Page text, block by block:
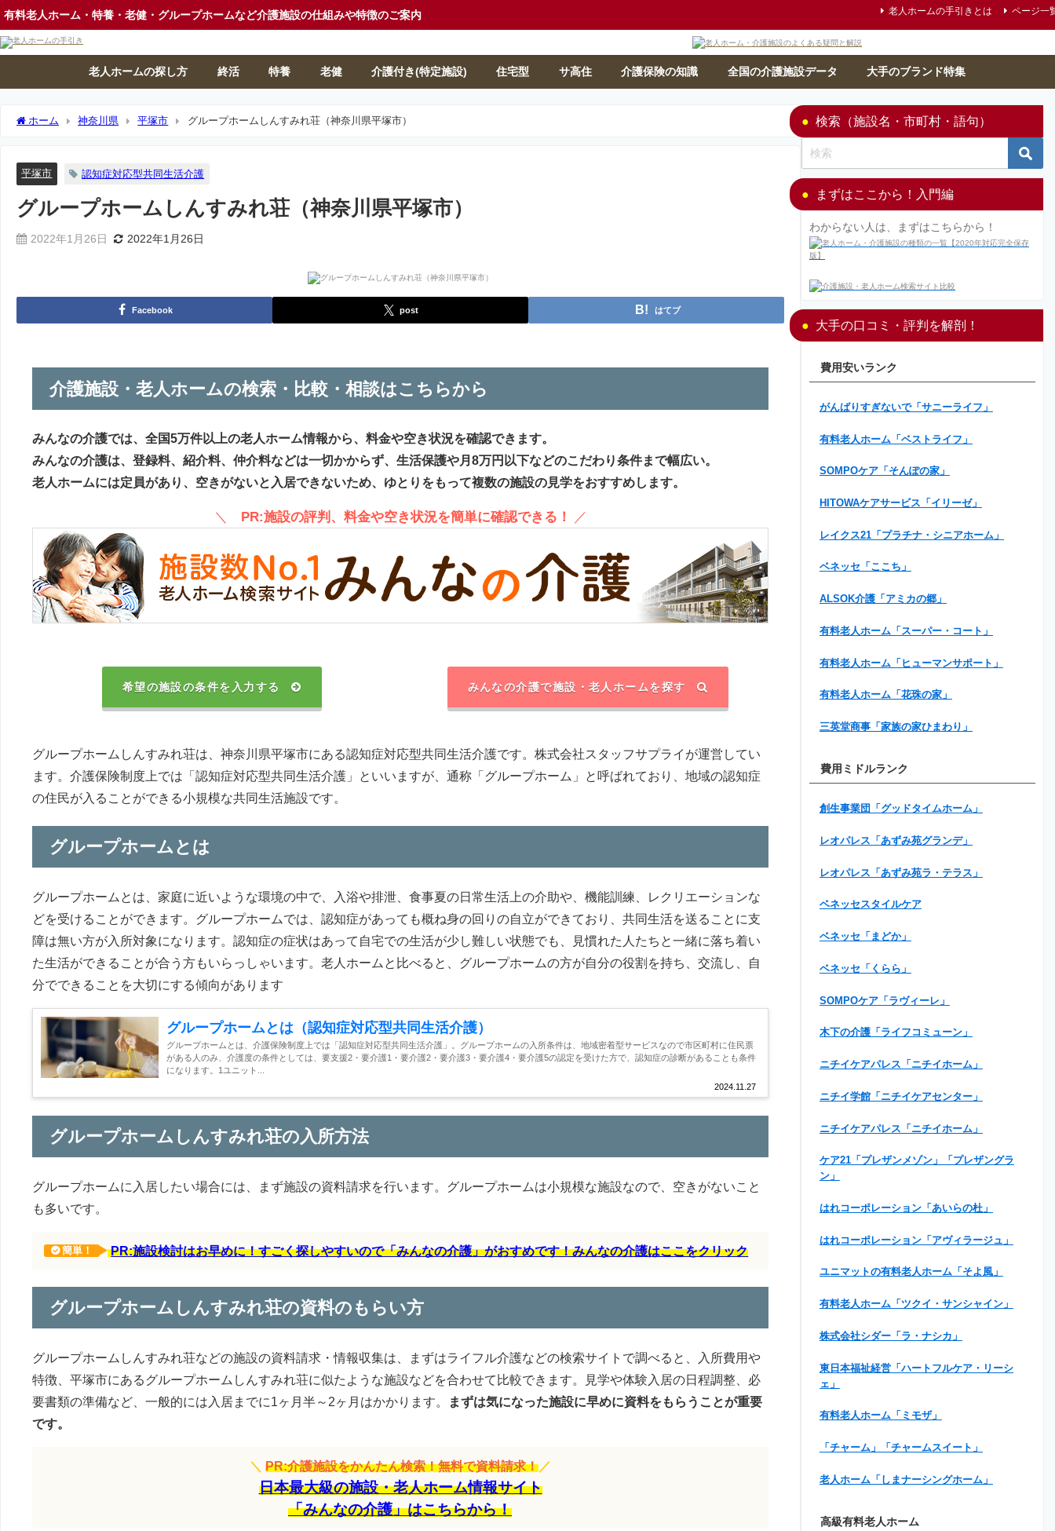
有料老人ホーム・特養・老健・グループホームなど介護施設の仕組みや特徴のご案内 老人ホームの手引きとは ページ一
老人ホームの探し方 終活 特養 老健 介護付き(特定施設) 住宅型 サ高住 介護保険の知識 全国の介護施設データ 大手のブランド特集
ホーム 神奈川県 平塚市 グループホームしんすみれ荘（神奈川県平塚市）
平塚市 認知症対応型共同生活介護
グループホームしんすみれ荘（神奈川県平塚市）
2022年1月26日 2022年1月26日
Facebook post はてブ
介護施設・老人ホームの検索・比較・相談はこちらから
みんなの介護では、全国5万件以上の老人ホーム情報から、料金や空き状況を確認できます。
みんなの介護は、登録料、紹介料、仲介料などは一切かからず、生活保護や月8万円以下などのこだわり条件まで幅広い。
老人ホームには定員があり、空きがないと入居できないため、ゆとりをもって複数の施設の見学をおすすめします。
＼ PR:施設の評判、料金や空き状況を簡単に確認できる！ ／
希望の施設の条件を入力する みんなの介護で施設・老人ホームを探す
グループホームしんすみれ荘は、神奈川県平塚市にある認知症対応型共同生活介護です。株式会社スタッフサプライが運営してい
ます。介護保険制度上では「認知症対応型共同生活介護」といいますが、通称「グループホーム」と呼ばれており、地域の認知症
の住民が入ることができる小規模な共同生活施設です。
グループホームとは
グループホームとは、家庭に近いような環境の中で、入浴や排泄、食事夏の日常生活上の介助や、機能訓練、レクリエーションな
どを受けることができます。グループホームでは、認知症があっても概ね身の回りの自立ができており、共同生活を送ることに支
障は無い方が入所対象になります。認知症の症状はあって自宅での生活が少し難しい状態でも、見慣れた人たちと一緒に落ち着い
た生活ができることが合う方もいらっしゃいます。老人ホームと比べると、グループホームの方が自分の役割を持ち、交流し、自
分でできることを大切にする傾向があります
グループホームとは（認知症対応型共同生活介護）
2024.11.27
グループホームとは、介護保険制度上では「認知症対応型共同生活介護」。グループホームの入所条件は、地域密着型サービスなので市区町村に住民票
がある人のみ、介護度の条件としては、要支援2・要介護1・要介護2・要介護3・要介護4・要介護5の認定を受けた方で、認知症の診断があることも条件
になります。1ユニット...
グループホームしんすみれ荘の入所方法
グループホームに入居したい場合には、まず施設の資料請求を行います。グループホームは小規模な施設なので、空きがないこと
も多いです。
簡単！ PR:施設検討はお早めに！すごく探しやすいので「みんなの介護」がおすめです！みんなの介護はここをクリック
グループホームしんすみれ荘の資料のもらい方
グループホームしんすみれ荘などの施設の資料請求・情報収集は、まずはライフル介護などの検索サイトで調べると、入所費用や
特徴、平塚市にあるグループホームしんすみれ荘に似たような施設などを合わせて比較できます。見学や体験入居の日程調整、必
要書類の準備など、一般的には入居までに1ヶ月半～2ヶ月はかかります。
まずは気になった施設に早めに資料をもらうことが重要
です。
＼ PR:介護施設をかんたん検索！無料で資料請求！ ／
日本最大級の施設・老人ホーム情報サイト
「みんなの介護」はこちらから！
検索（施設名・市町村・語句）
まずはここから！入門編
わからない人は、まずはこちらから！
大手の口コミ・評判を解剖！
費用安いランク
がんばりすぎないで「サニーライフ」
有料老人ホーム「ベストライフ」
SOMPOケア「そんぽの家」
HITOWAケアサービス「イリーゼ」
レイクス21「プラチナ・シニアホーム」
ベネッセ「ここち」
ALSOK介護「アミカの郷」
有料老人ホーム「スーパー・コート」
有料老人ホーム「ヒューマンサポート」
有料老人ホーム「花珠の家」
三英堂商事「家族の家ひまわり」
費用ミドルランク
創生事業団「グッドタイムホーム」
レオパレス「あずみ苑グランデ」
レオパレス「あずみ苑ラ・テラス」
ベネッセスタイルケア
ベネッセ「まどか」
ベネッセ「くらら」
SOMPOケア「ラヴィーレ」
木下の介護「ライフコミューン」
ニチイケアパレス「ニチイホーム」
ニチイ学館「ニチイケアセンター」
ニチイケアパレス「ニチイホーム」
ケア21「プレザンメゾン」「プレザングラ
ン」
はれコーポレーション「あいらの杜」
はれコーポレーション「アヴィラージュ」
ユニマットの有料老人ホーム「そよ風」
有料老人ホーム「ツクイ・サンシャイン」
株式会社シダー「ラ・ナシカ」
東日本福祉経営「ハートフルケア・リーシ
ェ」
有料老人ホーム「ミモザ」
「チャーム」「チャームスイート」
老人ホーム「しまナーシングホーム」
高級有料老人ホーム